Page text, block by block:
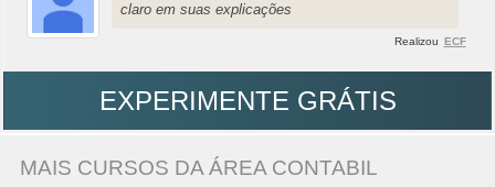
claro em suas explicações
Realizou ECF
EXPERIMENTE GRÁTIS
MAIS CURSOS DA ÁREA CONTABIL